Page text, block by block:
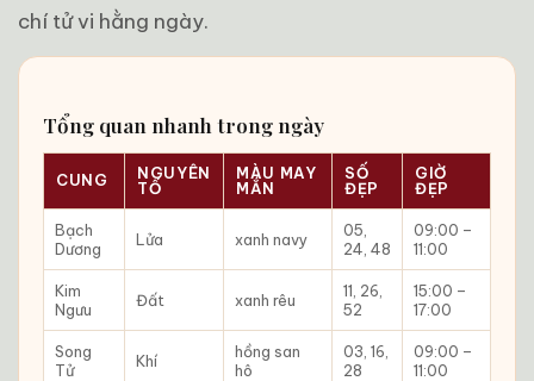
chí tử vi hằng ngày.
Tổng quan nhanh trong ngày
CUNG
NGUYÊN
TỐ
MÀU MAY
MẮN
SỐ
ĐẸP
GIỜ
ĐẸP
Bạch
Dương
Lửa xanh navy
05,
24, 48
09:00 –
11:00
Kim
Ngưu
Đất xanh rêu
11, 26,
52
15:00 –
17:00
Song
Tử
Khí
hồng san
hô
03, 16,
28
09:00 –
11:00